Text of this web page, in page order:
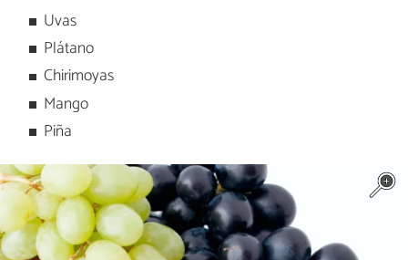
Uvas
Plátano
Chirimoyas
Mango
Piña